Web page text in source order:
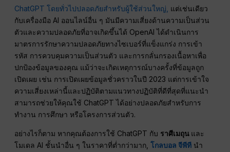
ChatGPT โดยทั่วไปปลอดภัยสำหรับผู้ใช้ส่วนใหญ่, แต่เช่นเดียว
กับเครื่องมือ AI ออนไลน์อื่น ๆ มันมีความเสี่ยงด้านความเป็นส่วน
ตัวและความปลอดภัยที่อาจเกิดขึ้นได้ OpenAI ได้ดำเนินการ
มาตรการรักษาความปลอดภัยทางไซเบอร์ที่แข็งแกร่ง การเข้า
รหัส การควบคุมความเป็นส่วนตัว และการกลั่นกรองเนื้อหาเพื่อ
ปกป้องข้อมูลของคุณ แม้ว่าจะเกิดเหตุการณ์บางครั้งที่ข้อมูลถูก
เปิดเผย เช่น การเปิดเผยข้อมูลชั่วคราวในปี 2023 แต่การเข้าใจ
ความเสี่ยงเหล่านี้และปฏิบัติตามแนวทางปฏิบัติที่ดีที่สุดที่แนะนำ
สามารถช่วยให้คุณใช้ ChatGPT ได้อย่างปลอดภัยสำหรับการ
ทำงาน การศึกษา หรือโครงการส่วนตัว.
อย่างไรก็ตาม หากคุณต้องการใช้ ChatGPT กับ ราศีเมถุน และ
โมเดล AI ชั้นนำอื่น ๆ ในราคาที่ต่ำกว่ามาก,โกลบอล จีพีที นำ